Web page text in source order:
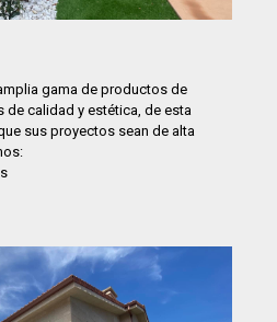
gama de productos de
calidad y estética, de esta
sus proyectos sean de alta